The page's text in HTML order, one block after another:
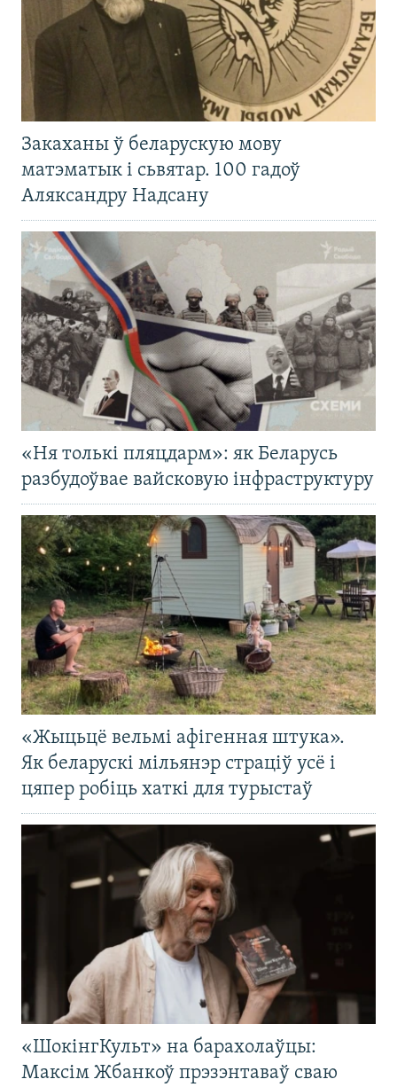
Закаханы ў беларускую мову
матэматык і сьвятар. 100 гадоў
Аляксандру Надсану
«Ня толькі пляцдарм»: як Беларусь
разбудоўвае вайсковую інфраструктуру
«Жыцьцё вельмі афігенная штука».
Як беларускі мільянэр страціў усё і
цяпер робіць хаткі для турыстаў
«ШокінгКульт» на барахолаўцы:
Максім Жбанкоў прэзэнтаваў сваю